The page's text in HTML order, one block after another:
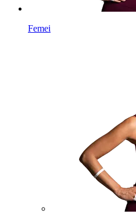
Femei